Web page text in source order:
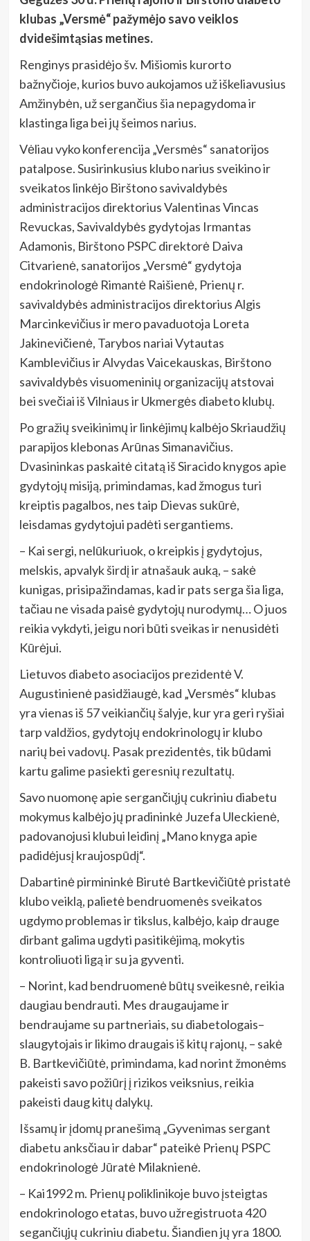
klubas „Versmė“ pažymėjo savo veiklos
dvidešimtąsias metines.
Renginys prasidėjo šv. Mišiomis kurorto
bažnyčioje, kurios buvo aukojamos už iškeliavusius
Amžinybėn, už sergančius šia nepagydoma ir
klastinga liga bei jų šeimos narius.
Vėliau vyko konferencija „Versmės“ sanatorijos
patalpose. Susirinkusius klubo narius sveikino ir
sveikatos linkėjo Birštono savivaldybės
administracijos direktorius Valentinas Vincas
Revuckas, Savivaldybės gydytojas Irmantas
Adamonis, Birštono PSPC direktorė Daiva
Citvarienė, sanatorijos „Versmė“ gydytoja
endokrinologė Rimantė Raišienė, Prienų r.
savivaldybės administracijos direktorius Algis
Marcinkevičius ir mero pavaduotoja Loreta
Jakinevičienė, Tarybos nariai Vytautas
Kamblevičius ir Alvydas Vaicekauskas, Birštono
savivaldybės visuomeninių organizacijų atstovai
bei svečiai iš Vilniaus ir Ukmergės diabeto klubų.
Po gražių sveikinimų ir linkėjimų kalbėjo Skriaudžių
parapijos klebonas Arūnas Simanavičius.
Dvasininkas paskaitė citatą iš Siracido knygos apie
gydytojų misiją, primindamas, kad žmogus turi
kreiptis pagalbos, nes taip Dievas sukūrė,
leisdamas gydytojui padėti sergantiems.
– Kai sergi, nelūkuriuok, o kreipkis į gydytojus,
melskis, apvalyk širdį ir atnašauk auką, – sakė
kunigas, prisipažindamas, kad ir pats serga šia liga,
tačiau ne visada paisė gydytojų nurodymų… O juos
reikia vykdyti, jeigu nori būti sveikas ir nenusidėti
Kūrėjui.
Lietuvos diabeto asociacijos prezidentė V.
Augustinienė pasidžiaugė, kad „Versmės“ klubas
yra vienas iš 57 veikiančių šalyje, kur yra geri ryšiai
tarp valdžios, gydytojų endokrinologų ir klubo
narių bei vadovų. Pasak prezidentės, tik būdami
kartu galime pasiekti geresnių rezultatų.
Savo nuomonę apie sergančiųjų cukriniu diabetu
mokymus kalbėjo jų pradininkė Juzefa Uleckienė,
padovanojusi klubui leidinį „Mano knyga apie
padidėjusį kraujospūdį“.
Dabartinė pirmininkė Birutė Bartkevičiūtė pristatė
klubo veiklą, palietė bendruomenės sveikatos
ugdymo problemas ir tikslus, kalbėjo, kaip drauge
dirbant galima ugdyti pasitikėjimą, mokytis
kontroliuoti ligą ir su ja gyventi.
– Norint, kad bendruomenė būtų sveikesnė, reikia
daugiau bendrauti. Mes draugaujame ir
bendraujame su partneriais, su diabetologais–
slaugytojais ir likimo draugais iš kitų rajonų, – sakė
B. Bartkevičiūtė, primindama, kad norint žmonėms
pakeisti savo požiūrį į rizikos veiksnius, reikia
pakeisti daug kitų dalykų.
Išsamų ir įdomų pranešimą „Gyvenimas sergant
diabetu anksčiau ir dabar“ pateikė Prienų PSPC
endokrinologė Jūratė Milaknienė.
– Kai1992 m. Prienų poliklinikoje buvo įsteigtas
endokrinologo etatas, buvo užregistruota 420
segančiųjų cukriniu diabetu. Šiandien jų yra 1800.